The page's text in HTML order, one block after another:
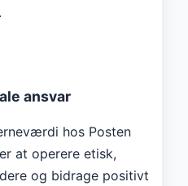
ansvar
hos Posten
at operere etisk,
og bidrage positivt